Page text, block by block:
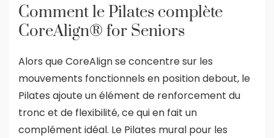
Comment le Pilates complète
CoreAlign® for Seniors
Alors que CoreAlign se concentre sur les
mouvements fonctionnels en position debout, le
Pilates ajoute un élément de renforcement du
tronc et de flexibilité, ce qui en fait un
complément idéal. Le Pilates mural pour les